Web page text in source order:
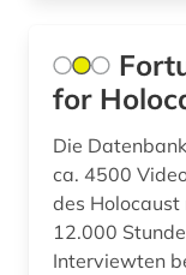
carl de (1)
cd-rom (2)
china (2)
for
Die
ca. 4500
des
12.000
Interviewten